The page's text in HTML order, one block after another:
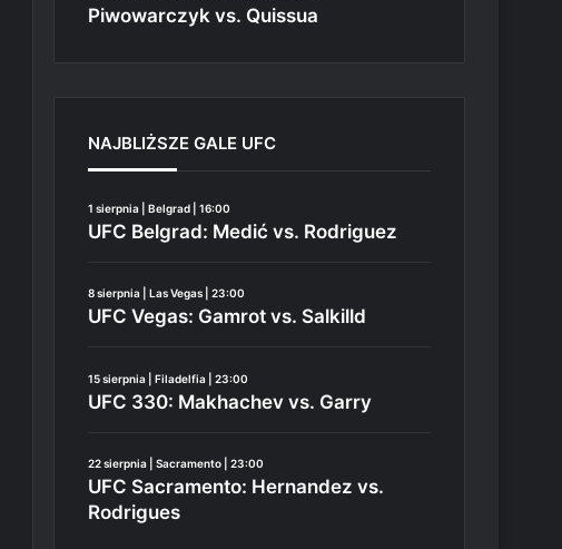
Piwowarczyk vs. Quissua
NAJBLIŻSZE GALE UFC
1 sierpnia | Belgrad | 16:00
UFC Belgrad: Medić vs. Rodriguez
8 sierpnia | Las Vegas | 23:00
UFC Vegas: Gamrot vs. Salkilld
15 sierpnia | Filadelfia | 23:00
UFC 330: Makhachev vs. Garry
22 sierpnia | Sacramento | 23:00
UFC Sacramento: Hernandez vs.
Rodrigues